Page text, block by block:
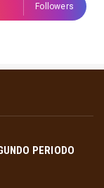
Followers
PERIODO